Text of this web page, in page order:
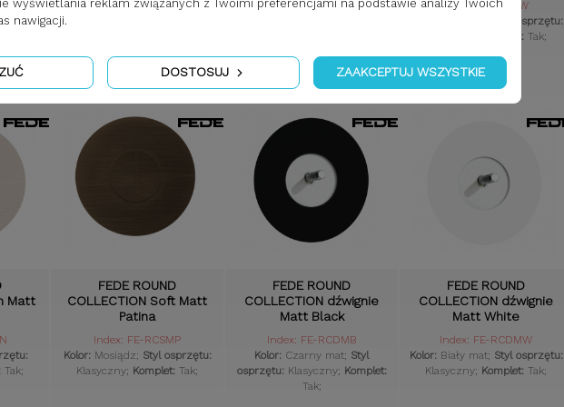
Index: FE-TCSMP
Kolor:
Index: FE-RCMB
Index: FE-RCMW
Styl osprzętu:
Komplet: Tak;
Matt
Tak;
FEDE ROUND
COLLECTION Soft Matt
Patina
Index: FE-RCSMP
Kolor: Mosiądz; Styl osprzętu:
Klasyczny; Komplet: Tak;
FEDE ROUND
COLLECTION dźwignie
Matt Black
Index: FE-RCDMB
Kolor: Czarny mat; Styl
osprzętu: Klasyczny; Komplet:
Tak;
FEDE ROUND
COLLECTION dźwignie
Matt White
Index: FE-RCDMW
Kolor: Biały mat; Styl osprzętu:
Klasyczny; Komplet: Tak;
wyświetlania reklam związanych z Twoimi preferencjami na podstawie analizy Twoich
nawigacji.
DOSTOSUJ ZAAKCEPTUJ WSZYSTKIE